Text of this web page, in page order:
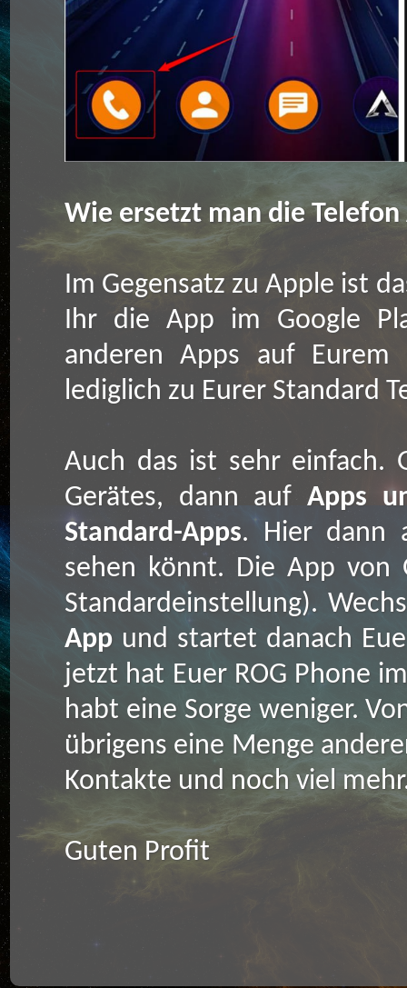
Wie ersetzt man die Telefon
Im Gegensatz zu Apple ist
Ihr die App im Google
anderen Apps auf
lediglich zu Eurer Standard
Auch das ist sehr
Gerätes, dann auf Apps
Standard-Apps. Hier dann
sehen könnt. Die App von
Standardeinstellung).
App und startet danach
jetzt hat Euer ROG Phone
habt eine Sorge weniger.
übrigens eine Menge
Kontakte und noch viel
Guten Profit